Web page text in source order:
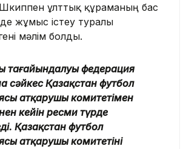
ұлттық құраманың бас
жұмыс істеу туралы
мәлім болды.
тағайындалуы федерация
сәйкес Қазақстан футбол
атқарушы комитетімен
кейін ресми түрде
Қазақстан футбол
атқарушы комитетінің